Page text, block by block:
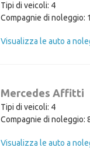
Tipi di veicoli: 4
Compagnie di noleggio:
Visualizza le auto a
Mercedes Affitti
Tipi di veicoli: 4
Compagnie di noleggio:
Visualizza le auto a